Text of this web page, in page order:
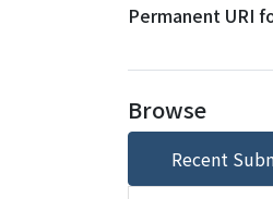
Permanent URI
Browse
Recent